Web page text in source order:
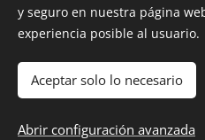
www.moda-
y seguro en nuestra página
experiencia posible al usuario.
Aceptar solo lo necesario
Abrir configuración avanzada